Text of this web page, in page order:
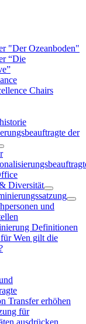
"Der Ozeanboden"
“Die
Chairs
der
Diversität
und
Definitionen
Wen gilt die
Transfer erhöhen
für
ausdrücken